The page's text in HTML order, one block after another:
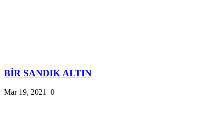
BİR SANDIK ALTIN
Mar 19, 2021 0